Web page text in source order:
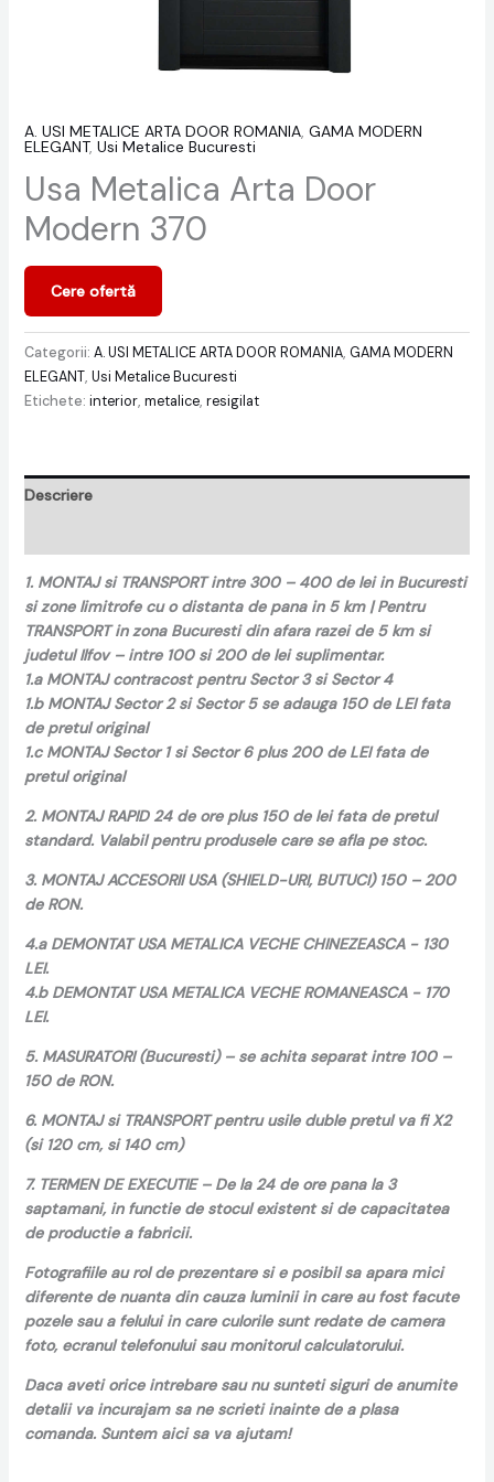
A. USI METALICE ARTA DOOR ROMANIA, GAMA MODERN
ELEGANT, Usi Metalice Bucuresti
Usa Metalica Arta Door
Modern 370
Cere ofertă
Categorii: A. USI METALICE ARTA DOOR ROMANIA, GAMA MODERN
ELEGANT, Usi Metalice Bucuresti
Etichete: interior, metalice, resigilat
Descriere
1. MONTAJ si TRANSPORT intre 300 – 400 de lei in Bucuresti
si zone limitrofe cu o distanta de pana in 5 km | Pentru
TRANSPORT in zona Bucuresti din afara razei de 5 km si
judetul Ilfov – intre 100 si 200 de lei suplimentar.
1.a MONTAJ contracost pentru Sector 3 si Sector 4
1.b MONTAJ Sector 2 si Sector 5 se adauga 150 de LEI fata
de pretul original
1.c MONTAJ Sector 1 si Sector 6 plus 200 de LEI fata de
pretul original
2. MONTAJ RAPID 24 de ore plus 150 de lei fata de pretul
standard. Valabil pentru produsele care se afla pe stoc.
3. MONTAJ ACCESORII USA (SHIELD-URI, BUTUCI) 150 – 200
de RON.
4.a DEMONTAT USA METALICA VECHE CHINEZEASCA - 130
LEI.
4.b DEMONTAT USA METALICA VECHE ROMANEASCA - 170
LEI.
5. MASURATORI (Bucuresti) – se achita separat intre 100 –
150 de RON.
6. MONTAJ si TRANSPORT pentru usile duble pretul va fi X2
(si 120 cm, si 140 cm)
7. TERMEN DE EXECUTIE – De la 24 de ore pana la 3
saptamani, in functie de stocul existent si de capacitatea
de productie a fabricii.
Fotografiile au rol de prezentare si e posibil sa apara mici
diferente de nuanta din cauza luminii in care au fost facute
pozele sau a felului in care culorile sunt redate de camera
foto, ecranul telefonului sau monitorul calculatorului.
Daca aveti orice intrebare sau nu sunteti siguri de anumite
detalii va incurajam sa ne scrieti inainte de a plasa
comanda. Suntem aici sa va ajutam!